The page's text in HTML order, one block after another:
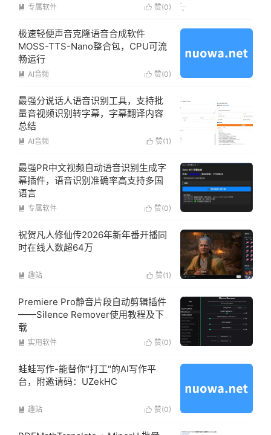
 赞(0)
 专属软件
极速轻便声音克隆语音合成软件
MOSS-TTS-Nano整合包，CPU可流
畅运行
 赞(0)
 AI音频
最强分说话人语音识别工具，支持批
量音视频识别转字幕，字幕翻译内容
总结
 赞(1 )
 AI音频
最强PR中文视频自动语音识别生成字
幕插件，语音识别准确率高支持多国
语言
 赞(0)
 专属软件
祝贺凡人修仙传2026年新年番开播同
时在线人数超64万
 赞(1 )
 趣站
Premiere Pro静音片段自动剪辑插件
——Silence Remover使用教程及下
载
 赞(0)
 实用软件
蛙蛙写作-能替你"打工"的AI写作平
台，附邀请码：UZekHC
 赞(0)
 趣站